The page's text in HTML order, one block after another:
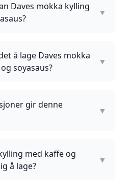
Daves mokka kylling
▼
å lage Daves mokka
soyasaus?
▼
gir denne
▼
med kaffe og
å lage?
▼